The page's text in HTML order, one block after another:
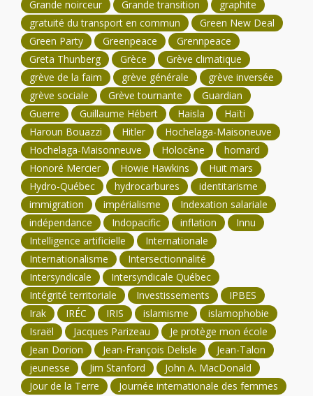
Grande noirceur
Grande transition
graphite
gratuité du transport en commun
Green New Deal
Green Party
Greenpeace
Grennpeace
Greta Thunberg
Grèce
Grève climatique
grève de la faim
grève générale
grève inversée
grève sociale
Grève tournante
Guardian
Guerre
Guillaume Hébert Haisla
Haïti
Haroun Bouazzi
Hitler
Hochelaga-Maisoneuve
Hochelaga-Maisonneuve
Holocène
homard
Honoré Mercier
Howie Hawkins
Huit mars
Hydro-Québec
hydrocarbures
identitarisme
immigration
impérialisme
Indexation salariale
indépendance
Indopacific inflation
Innu
Intelligence artificielle
Internationale
Internationalisme
Intersectionnalité
Intersyndicale
Intersyndicale Québec
Intégrité territoriale
Investissements
IPBES
Irak
IRÉC IRIS islamisme
islamophobie
Israël
Jacques Parizeau
Je protège mon école
Jean Dorion
Jean-François Delisle
Jean-Talon
jeunesse
Jim Stanford
John A. MacDonald
Jour de la Terre
Journée internationale des femmes